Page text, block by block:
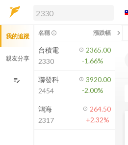
解鎖即時行情及進階功能
方案」，即可解鎖以下功能：
即時行情
即時市況與排行
成交金額熱力圖
前往方案訂閱
如何綁定合作券商
我的追蹤
親友分享
edit_note
名稱 info_outline 漲跌幅 chevron_left
台積電
2330
2365.00
-1.66%
聯發科
2454
3920.00
-2.00%
鴻海
2317
264.50
+2.32%